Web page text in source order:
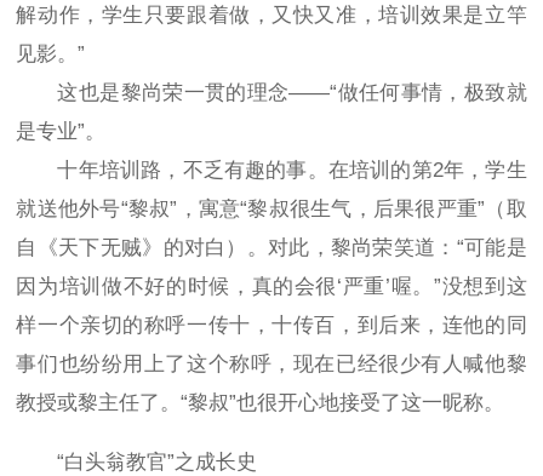
解动作，学生只要跟着做，又快又准，培训效果是立竿
见影。”
这也是黎尚荣一贯的理念——“做任何事情，极致就
是专业”。
十年培训路，不乏有趣的事。在培训的第2年，学生
就送他外号“黎叔”，寓意“黎叔很生气，后果很严重”（取
自《天下无贼》的对白）。对此，黎尚荣笑道：“可能是
因为培训做不好的时候，真的会很‘严重’喔。”没想到这
样一个亲切的称呼一传十，十传百，到后来，连他的同
事们也纷纷用上了这个称呼，现在已经很少有人喊他黎
教授或黎主任了。“黎叔”也很开心地接受了这一昵称。
“白头翁教官”之成长史